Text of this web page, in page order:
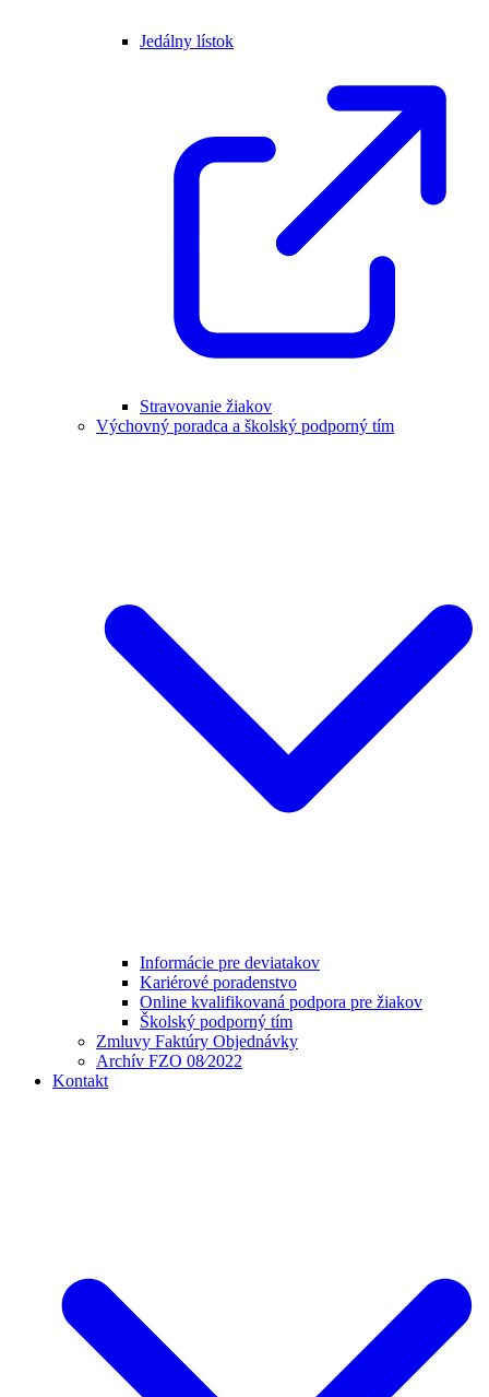
Jedálny lístok
Stravovanie žiakov
Výchovný poradca a školský podporný tím
Informácie pre deviatakov
Kariérové poradenstvo
Online kvalifikovaná podpora pre žiakov
Školský podporný tím
Zmluvy Faktúry Objednávky
Archív FZO 08⁄2022
Kontakt